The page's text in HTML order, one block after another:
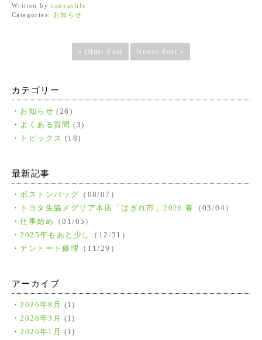
Written bycanvaslife
Categories: お知らせ
« Older Post Newer Post »
カテゴリー
お知らせ (26)
よくある質問 (3)
トピックス (18)
最新記事
ボストンバッグ （08/07）
トヨタ生協メグリア本店「はぎれ市」2026.春
（03/04）
仕事始め
（01/05）
2025年もあと少し
（12/31）
テントート修理
（11/29）
アーカイブ
2026年8月
(1)
2026年3月
(1)
2026年1月
(1)